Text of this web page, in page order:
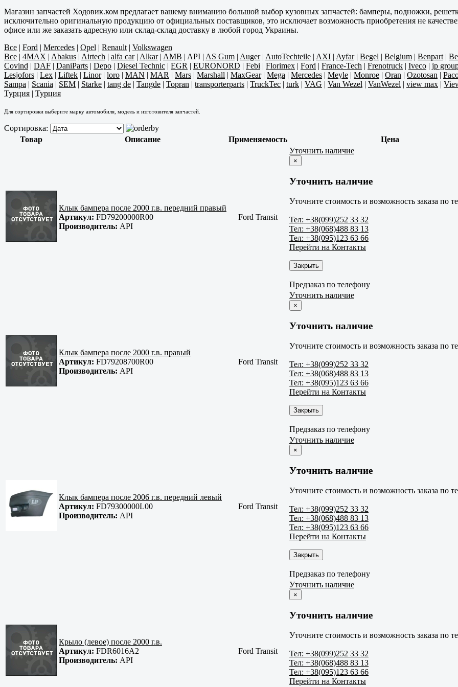
Магазин запчастей Ходовик.ком предлагает вашему вниманию большой выбор кузовных запчастей: бамперы, подножки,
исключительно оригинальную продукцию от официальных поставщиков, это исключает возможность приобретения не
офисе или же заказать адресную или склад-склад доставку в любой город Украины.
Все | Ford | Mercedes | Opel | Renault | Volkswagen
Все | 4MAX | Abakus | Airtech | alfa car| Alkar| AMB | API | AS Gum | Auger| AutoTechteile | AXI | Ayfar| Begel | Belgium | Benpart |
Covind | DAF | DaniParts | Depo | Diesel Technic | EGR | EURONORD | Febi | Florimex | Ford | France-Tech | Frenotruck | Iveco | jp
Lesjofors | Lex | Liftek | Linor| loro | MAN | MAR | Mars | Marshall | MaxGear| Mega | Mercedes | Meyle | Monroe | Oran | Ozotosan |
Sampa | Scania | SEM | Starke | tang de | Tangde | Topran | transporterparts | TruckTec | turk | VAG | Van Wezel | VanWezel | view max |
Турция | Турция
Для сортировки выберите марку автомобиля, модель и изготовителя запчастей.
Сортировка:
Товар
Описание Применяемость Цена
Клык бампера после 2000 г.в. передний правый
Артикул: FD79200000R00
Производитель: API
Ford Transit
Уточнить наличие
×
Уточнить наличие
Уточните стоимость и возможность заказа по
Тел: +38(099)252 33 32
Тел: +38(068)488 83 13
Тел: +38(095)123 63 66
Перейти на Контакты
Закрыть
Предзаказ по телефону
Клык бампера после 2000 г.в. правый
Артикул: FD79208700R00
Производитель: API
Ford Transit
Уточнить наличие
×
Уточнить наличие
Уточните стоимость и возможность заказа по
Тел: +38(099)252 33 32
Тел: +38(068)488 83 13
Тел: +38(095)123 63 66
Перейти на Контакты
Закрыть
Предзаказ по телефону
Клык бампера после 2006 г.в. передний левый
Артикул: FD79300000L00
Производитель: API
Ford Transit
Уточнить наличие
×
Уточнить наличие
Уточните стоимость и возможность заказа по
Тел: +38(099)252 33 32
Тел: +38(068)488 83 13
Тел: +38(095)123 63 66
Перейти на Контакты
Закрыть
Предзаказ по телефону
Крыло (левое) после 2000 г.в.
Артикул: FDR6016A2
Производитель: API
Ford Transit
Уточнить наличие
×
Уточнить наличие
Уточните стоимость и возможность заказа по
Тел: +38(099)252 33 32
Тел: +38(068)488 83 13
Тел: +38(095)123 63 66
Перейти на Контакты